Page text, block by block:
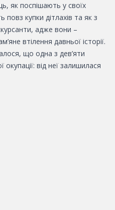
як поспішають у своїх
повз купки дітлахів та як з
адже вони –
втілення давньої історії.
що одна з дев’яти
від неї залишилася